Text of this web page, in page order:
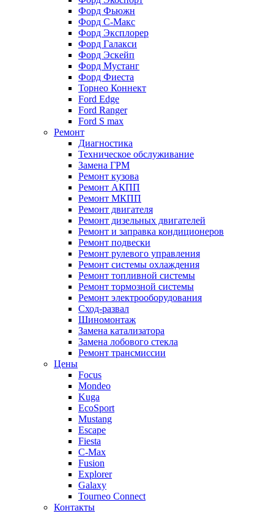
Форд Фьюжн
Форд С-Макс
Форд Эксплорер
Форд Галакси
Форд Эскейп
Форд Мустанг
Форд Фиеста
Торнео Коннект
Ford Edge
Ford Ranger
Ford S max
Ремонт
Диагностика
Техническое обслуживание
Замена ГРМ
Ремонт кузова
Ремонт АКПП
Ремонт МКПП
Ремонт двигателя
Ремонт дизельных двигателей
Ремонт и заправка кондиционеров
Ремонт подвески
Ремонт рулевого управления
Ремонт системы охлаждения
Ремонт топливной системы
Ремонт тормозной системы
Ремонт электрооборудования
Сход-развал
Шиномонтаж
Замена катализатора
Замена лобового стекла
Ремонт трансмиссии
Цены
Focus
Mondeo
Kuga
EcoSport
Mustang
Escape
Fiesta
C-Max
Fusion
Explorer
Galaxy
Tourneo Connect
Контакты